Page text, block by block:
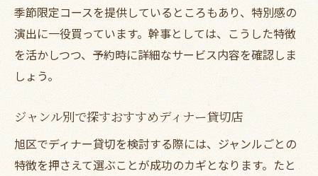
季節限定コースを提供しているところもあり、特別感の
演出に一役買っています。幹事としては、こうした特徴
を活かしつつ、予約時に詳細なサービス内容を確認しま
しょう。
ジャンル別で探すおすすめディナー貸切店
旭区でディナー貸切を検討する際には、ジャンルごとの
特徴を押さえて選ぶことが成功のカギとなります。たと